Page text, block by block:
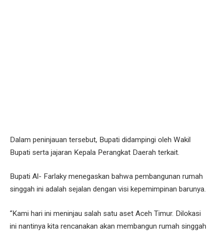
Dalam peninjauan tersebut, Bupati didampingi oleh Wakil
Bupati serta jajaran Kepala Perangkat Daerah terkait.
Bupati Al- Farlaky menegaskan bahwa pembangunan rumah
singgah ini adalah sejalan dengan visi kepemimpinan barunya.
“Kami hari ini meninjau salah satu aset Aceh Timur. Dilokasi
ini nantinya kita rencanakan akan membangun rumah singgah